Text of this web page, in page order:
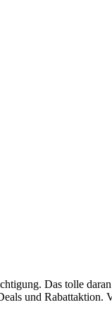
Das tolle
und